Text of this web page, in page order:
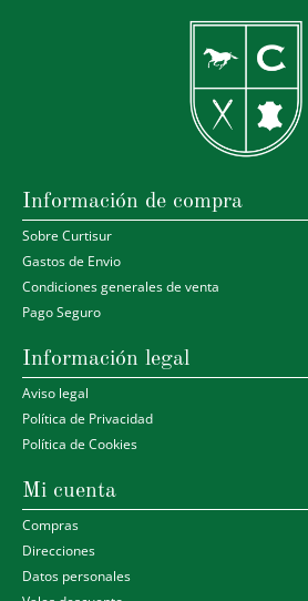
Información de compra
Sobre Curtisur
Gastos de Envio
Condiciones generales de venta
Pago Seguro
Información legal
Aviso legal
Política de Privacidad
Política de Cookies
Mi cuenta
Compras
Direcciones
Datos personales